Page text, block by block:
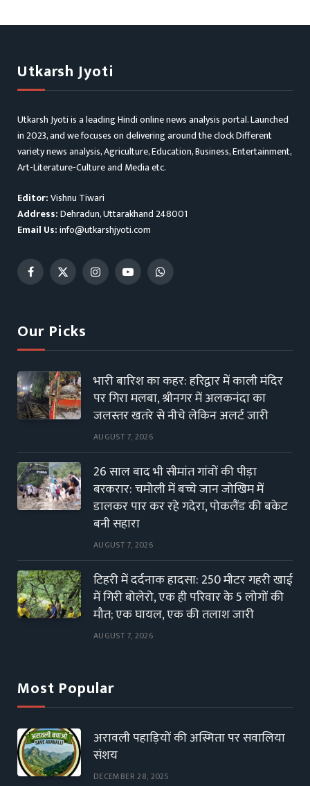
Utkarsh Jyoti
Utkarsh Jyoti is a leading Hindi online news analysis portal. Launched
in 2023, and we focuses on delivering around the clock Different
variety news analysis, Agriculture, Education, Business, Entertainment,
Art-Literature-Culture and Media etc.
Editor:Vishnu Tiwari
Address:Dehradun, Uttarakhand 248001
Email Us:info@utkarshjyoti.com
Facebook
X
InstagramYouTubeWhatsApp
Our Picks
भारी बारिश का कहर: हरिद्वार में काली मंदिर
पर गिरा मलबा, श्रीनगर में अलकनंदा का
जलस्तर खतरे से नीचे लेकिन अलर्ट जारी
AUGUST 7, 2026
26 साल बाद भी सीमांत गांवों की पीड़ा
बरकरार: चमोली में बच्चे जान जोखिम में
डालकर पार कर रहे गदेरा, पोकलैंड की बकेट
बनी सहारा
AUGUST 7, 2026
टिहरी में दर्दनाक हादसा: 250 मीटर गहरी खाई
में गिरी बोलेरो, एक ही परिवार के 5 लोगों की
मौत; एक घायल, एक की तलाश जारी
AUGUST 7, 2026
Most Popular
अरावली पहाड़ियों की अस्मिता पर सवालिया
संशय
DECEMBER 28, 2025